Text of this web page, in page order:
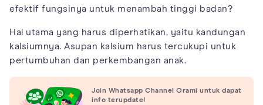
efektif fungsinya untuk menambah tinggi badan?
Hal utama yang harus diperhatikan, yaitu kandungan
kalsiumnya. Asupan kalsium harus tercukupi untuk
pertumbuhan dan perkembangan anak.
Join Whatsapp Channel Orami untuk dapat
info terupdate!